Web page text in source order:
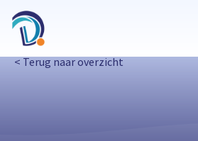
< Terug naar overzicht